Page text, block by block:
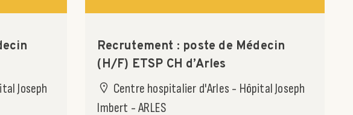
Joseph
Recrutement : poste de Médecin
(H/F) ETSP CH d’Arles
Centre hospitalier d'Arles - Hôpital Joseph
Imbert - ARLES